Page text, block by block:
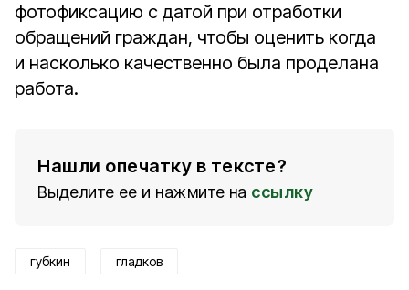
фотофиксацию с датой при отработки
обращений граждан, чтобы оценить когда
и насколько качественно была проделана
работа.
Нашли опечатку в тексте?
Выделите ее и нажмите на ссылку
губкин гладков